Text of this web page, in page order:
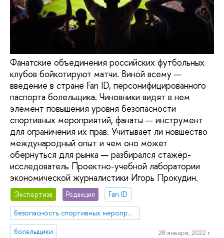
Фанатские объединения российских футбольных
клубов бойкотируют матчи. Виной всему —
введение в стране Fan ID, персонифицированного
паспорта болельщика. Чиновники видят в нем
элемент повышения уровня безопасности
спортивных мероприятий, фанаты — инструмент
для ограничения их прав. Учитывает ли новшество
международный опыт и чем оно может
обернуться для рынка — разбирался стажёр-
исследователь Проектно-учебной лаборатории
экономической журналистики Игорь Прокудин.
Экспертиза Редакция
Fan ID
безопасность спортивных мероприятий
болельщики
28 января, 2022 г.